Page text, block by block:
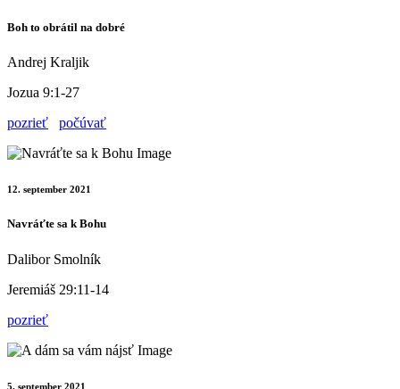
Boh to obrátil na dobré
Andrej Kraljik
Jozua 9:1-27
pozrieť
počúvať
12. september 2021
Navráťte sa k Bohu
Dalibor Smolník
Jeremiáš 29:11-14
pozrieť
5. september 2021